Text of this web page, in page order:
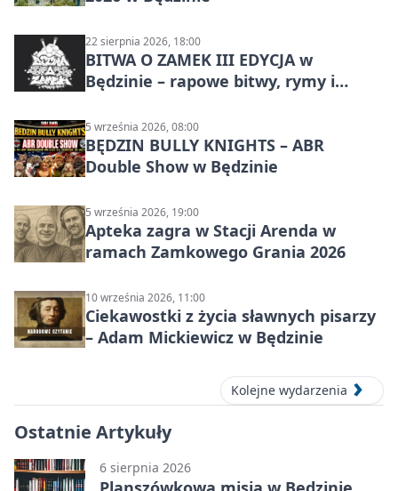
22 sierpnia 2026, 18:00
BITWA O ZAMEK III EDYCJA w
Będzinie – rapowe bitwy, rymy i
5 września 2026, 08:00
BĘDZIN BULLY KNIGHTS – ABR
Double Show w Będzinie
5 września 2026, 19:00
Apteka zagra w Stacji Arenda w
ramach Zamkowego Grania 2026
10 września 2026, 11:00
Ciekawostki z życia sławnych pisarzy
– Adam Mickiewicz w Będzinie
Kolejne wydarzenia
Ostatnie Artykuły
6 sierpnia 2026